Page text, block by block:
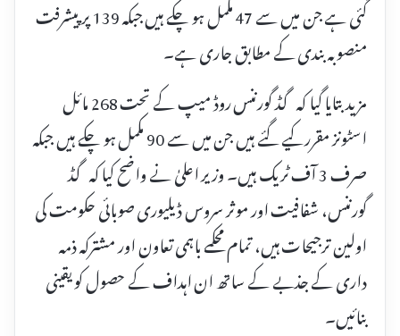
گئی ہے جن میں سے 47 مکمل ہو چکے ہیں جبکہ 139 پر پیشرفت
منصوبہ بندی کے مطابق جاری ہے۔
مزید بتایا گیا کہ گڈ گورننس روڈ میپ کے تحت 268 مائل
اسٹونز مقرر کیے گئے ہیں جن میں سے 90 مکمل ہو چکے ہیں جبکہ
صرف 3 آف ٹریک ہیں۔ وزیر اعلیٰ نے واضح کیا کہ گڈ
گورننس، شفافیت اور موثر سروس ڈیلیوری صوبائی حکومت کی
اولین ترجیحات ہیں، تمام محکمے باہمی تعاون اور مشترکہ ذمہ
داری کے جذبے کے ساتھ ان اہداف کے حصول کو یقینی
بنائیں۔